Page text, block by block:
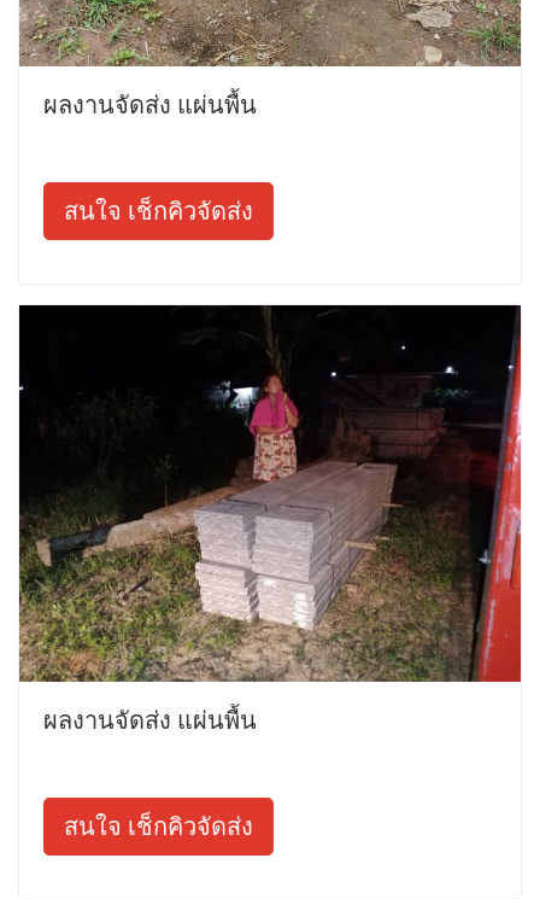
ผลงานจัดส่ง แผ่นพื้น
สนใจ เช็กคิวจัดส่ง
ผลงานจัดส่ง แผ่นพื้น
สนใจ เช็กคิวจัดส่ง